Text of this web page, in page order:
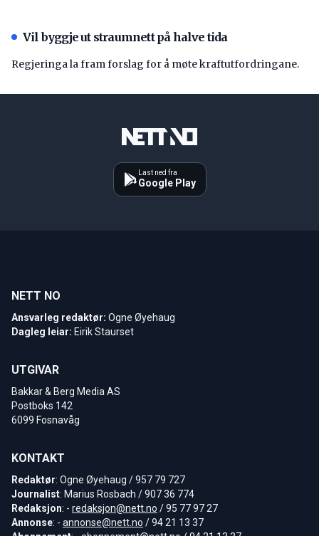
Vil byggje ut straumnett på halve tida
Regjeringa la fram forslag for å møte kraftutfordringane.
Last ned fra
Google Play
NETT NO
Ansvarleg redaktør: Ogne Øyehaug
Dagleg leiar: Eirik Staurset
UTGIVAR
Bakkar & Berg Media AS
Postboks 142
6099 Fosnavåg
KONTAKT
Redaktør: Ogne Øyehaug / 957 79 727
Journalist: Marius Rosbach / 907 36 774
Redaksjon: - redaksjon@nett.no / 95 77 97 27
Annonse: - annonse@nett.no / 94 21 13 37